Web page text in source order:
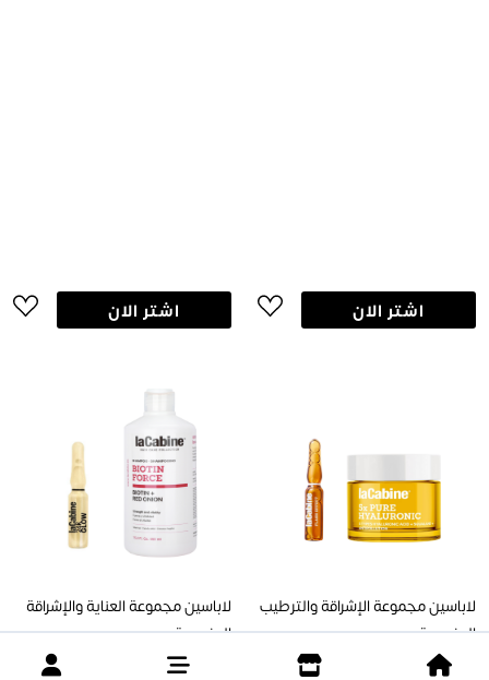
اشتر الان اشتر الان
لاباسين مجموعة الإشراقة والترطيب
المزدوجة
لاباسين مجموعة العناية والإشراقة
المزدوجة